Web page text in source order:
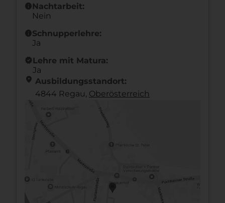
infoNachtarbeit:
Nein
infoSchnupperlehre:
Ja
new_releasesLehre mit Matura:
Ja
location_on Ausbildungsstandort:
4844 Regau, Ober­österreich